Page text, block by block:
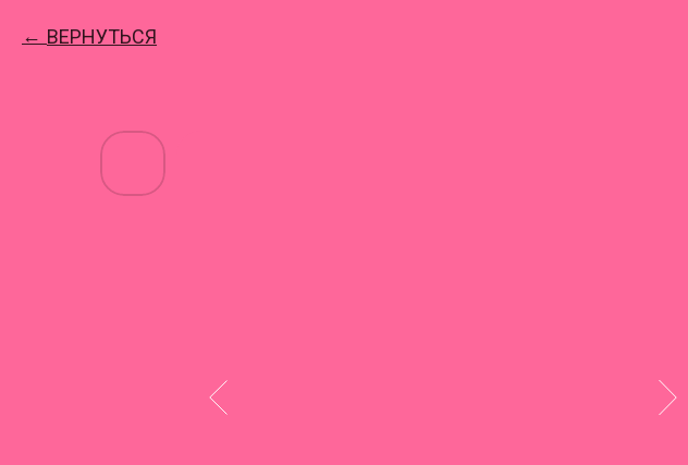
ВЕРНУТЬСЯ